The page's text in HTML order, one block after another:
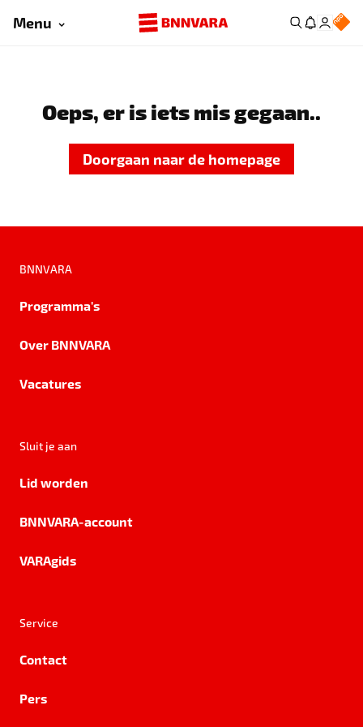
Menu
Oeps, er is iets mis gegaan..
Doorgaan naar de homepage
BNNVARA
Programma's
Over BNNVARA
Vacatures
Sluit je aan
Lid worden
BNNVARA-account
VARAgids
Service
Contact
Pers